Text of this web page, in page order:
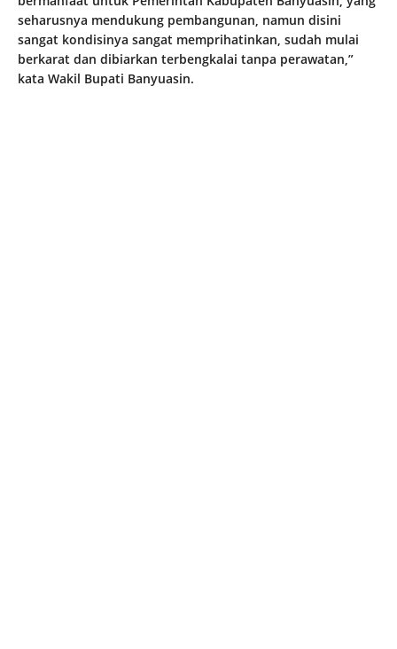
seharusnya mendukung pembangunan, namun disini
sangat kondisinya sangat memprihatinkan, sudah mulai
berkarat dan dibiarkan terbengkalai tanpa perawatan,”
kata Wakil Bupati Banyuasin.